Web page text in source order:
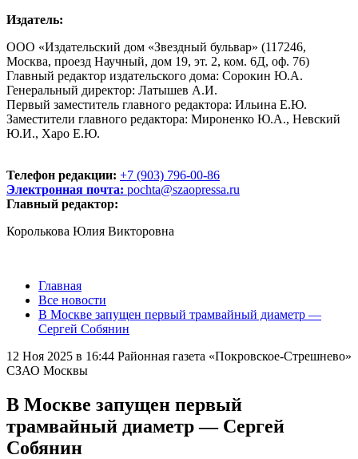
Издатель:
ООО «Издательский дом «Звездный бульвар» (117246,
Москва, проезд Научный, дом 19, эт. 2, ком. 6Д, оф. 76)
Главный редактор издательского дома: Сорокин Ю.А.
Генеральный директор: Латышев А.И.
Первый заместитель главного редактора: Ильина Е.Ю.
Заместители главного редактора: Мироненко Ю.А., Невский
Ю.И., Харо Е.Ю.
Телефон редакции: +7 (903) 796-00-86
Электронная почта: pochta@szaopressa.ru
Главный редактор:
Королькова Юлия Викторовна
Главная
Все новости
В Москве запущен первый трамвайный диаметр —
Сергей Собянин
12 Ноя 2025 в 16:44 Районная газета «Покровское-Стрешнево»
СЗАО Москвы
В Москве запущен первый
трамвайный диаметр — Сергей
Собянин